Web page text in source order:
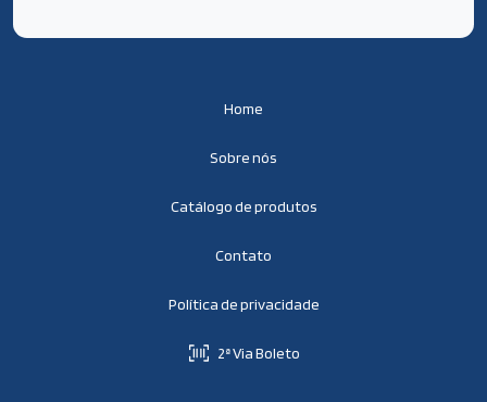
Home
Sobre nós
Catálogo de produtos
Contato
Política de privacidade
2ª Via Boleto